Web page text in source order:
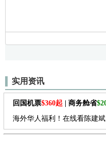
实用资讯
回国机票$360起 | 商务舱省
海外华人福利！在线看陈建